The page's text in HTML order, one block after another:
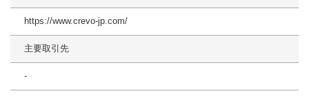
https://www.crevo-jp.com/
主要取引先
-